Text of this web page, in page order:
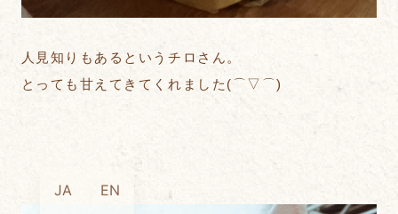
人見知りもあるというチロさん。
とっても甘えてきてくれました(⌒▽⌒)
JA EN